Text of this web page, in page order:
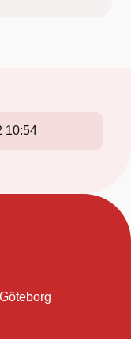
10:54